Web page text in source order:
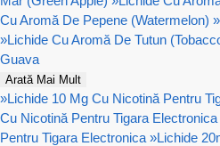
Cu Aromă De Pepene (Watermelon) »
»Lichide Cu Aromă De Tutun
Guava
Arată Mai Mult
»Lichide 10 Mg Cu Nicotină Pentru
Cu Nicotină Pentru Tigara Electronica
Pentru Tigara Electronica »Lichide